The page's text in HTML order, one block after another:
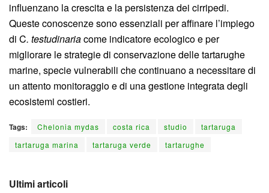
influenzano la crescita e la persistenza dei cirripedi.
Queste conoscenze sono essenziali per affinare l’impiego
di C. testudinariacome indicatore ecologico e per
migliorare le strategie di conservazione delle tartarughe
marine, specie vulnerabili che continuano a necessitare di
un attento monitoraggio e di una gestione integrata degli
ecosistemi costieri.
Tags: Chelonia mydas costa rica studio
tartaruga
tartaruga marina
tartaruga verde tartarughe
Ultimi articoli